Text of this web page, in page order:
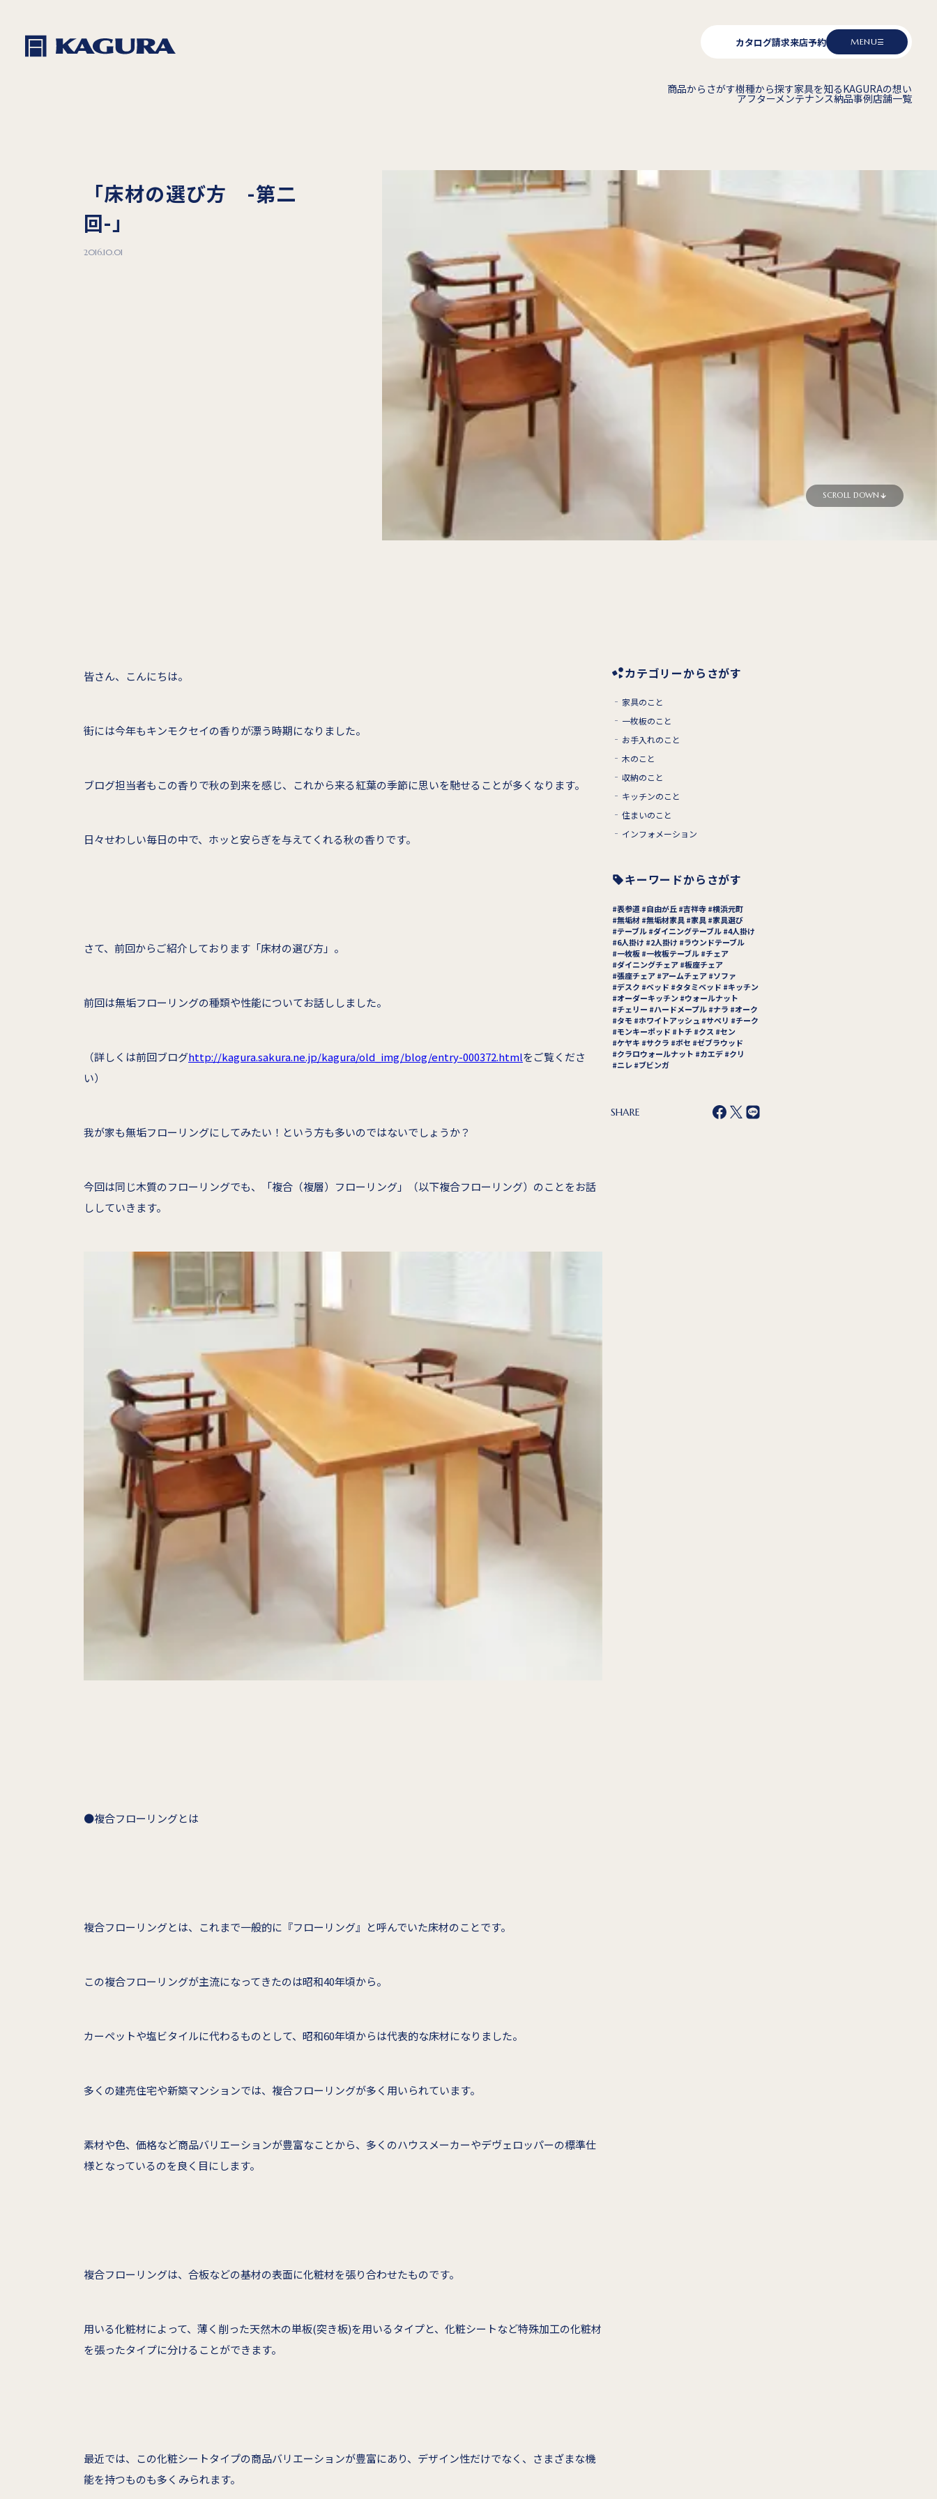
カタログ請求来店予約 MENU
商品からさがす樹種から探す家具を知るKAGURAの想い
アフターメンテナンス納品事例店舗一覧
「床材の選び方 -第二
回-」
2016.10.01
SCROLL DOWN
皆さん、こんにちは。
街には今年もキンモクセイの香りが漂う時期になりました。
ブログ担当者もこの香りで秋の到来を感じ、これから来る紅葉の季節に思いを馳せることが多くなります。
日々せわしい毎日の中で、ホッと安らぎを与えてくれる秋の香りです。
さて、前回からご紹介しております「床材の選び方」。
前回は無垢フローリングの種類や性能についてお話ししました。
（詳しくは前回ブログhttp://kagura.sakura.ne.jp/kagura/old_img/blog/entry-000372.htmlをご覧くださ
い）
我が家も無垢フローリングにしてみたい！という方も多いのではないでしょうか？
今回は同じ木質のフローリングでも、「複合（複層）フローリング」（以下複合フローリング）のことをお話
ししていきます。
●複合フローリングとは
複合フローリングとは、これまで一般的に『フローリング』と呼んでいた床材のことです。
この複合フローリングが主流になってきたのは昭和40年頃から。
カーペットや塩ビタイルに代わるものとして、昭和60年頃からは代表的な床材になりました。
多くの建売住宅や新築マンションでは、複合フローリングが多く用いられています。
素材や色、価格など商品バリエーションが豊富なことから、多くのハウスメーカーやデヴェロッパーの標準仕
様となっているのを良く目にします。
複合フローリングは、合板などの基材の表面に化粧材を張り合わせたものです。
用いる化粧材によって、薄く削った天然木の単板(突き板)を用いるタイプと、化粧シートなど特殊加工の化粧材
を張ったタイプに分けることができます。
最近では、この化粧シートタイプの商品バリエーションが豊富にあり、デザイン性だけでなく、さまざまな機
能を持つものも多くみられます。
カテゴリーからさがす
家具のこと
一枚板のこと
お手入れのこと
木のこと
収納のこと
キッチンのこと
住まいのこと
インフォメーション
キーワードからさがす
表参道 自由が丘 吉祥寺 横浜元町
無垢材 無垢材家具 家具
家具選び
テーブル ダイニングテーブル 4人掛け
6人掛け
2人掛け
ラウンドテーブル
一枚板 一枚板テーブル チェア
ダイニングチェア 板座チェア
張座チェア
アームチェア
ソファ
デスク
ベッド タタミベッド
キッチン
オーダーキッチン
ウォールナット
チェリー
ハードメープル ナラ
オーク
タモ
ホワイトアッシュ サペリ
チーク
モンキーポッド
トチ クス
セン
ケヤキ
サクラ ボセ
ゼブラウッド
クラロウォールナット
カエデ
クリ
ニレ
ブビンガ
SHARE